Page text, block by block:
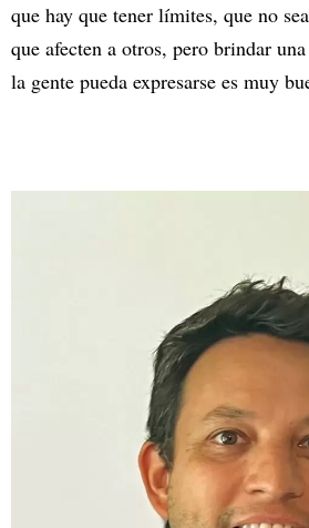
que hay que tener límites, que no
que afecten a otros, pero brindar
la gente pueda expresarse es muy